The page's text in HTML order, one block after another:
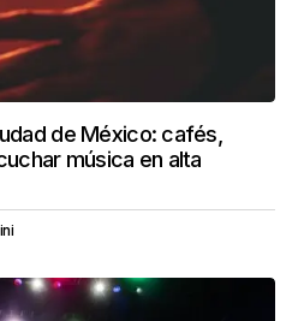
de México: cafés,
música en alta